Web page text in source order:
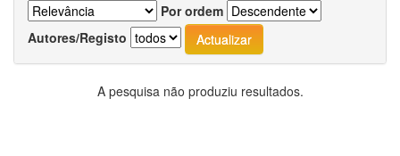
Por ordem
Autores/Registo
A pesquisa não produziu resultados.